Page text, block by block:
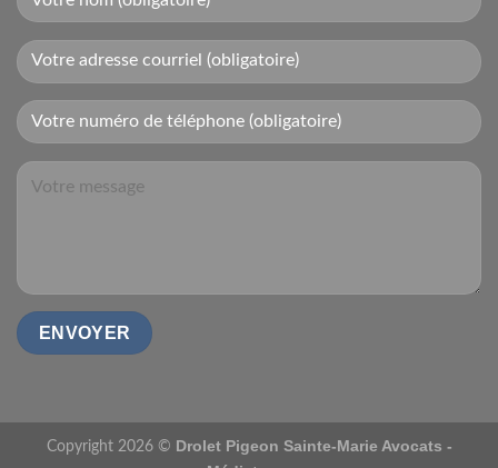
Copyright 2026 © Drolet Pigeon Sainte-Marie Avocats -